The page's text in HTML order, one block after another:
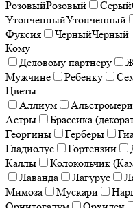
РозовыйРозовый Серый
УтонченныйУтонченный
Фуксия
ЧерныйЧерный
Кому
Деловому партнеру
Мужчине
Ребенку
Цветы
Аллиум
Астры
Брассика
Георгины
Герберы
Гладиолус
Гортензии
Каллы
Колокольчик
Лаванда
Лагурус
Мимоза
Мускари